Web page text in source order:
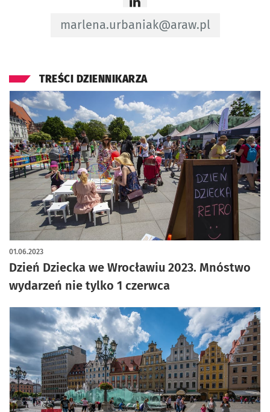
Strona
Adres e-mail do Content manager -
marlena.urbaniak@araw.pl
TREŚCI DZIENNIKARZA
Dzień Dziecka we Wrocławiu 2023. Mnóstwo
wydarzeń nie tylko 1 czerwca
01.06.2023